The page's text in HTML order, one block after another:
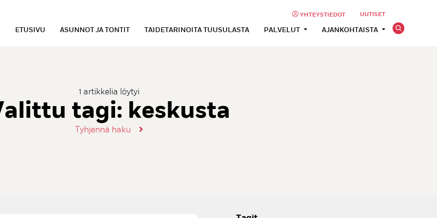
YHTEYSTIEDOT UUTISET
ETUSIVU ASUNNOT JA TONTIT TAIDETARINOITA TUUSULASTA PALVELUT AJANKOHTAISTA
1 artikkelia löytyi
tagi: keskusta
Tyhjennä haku